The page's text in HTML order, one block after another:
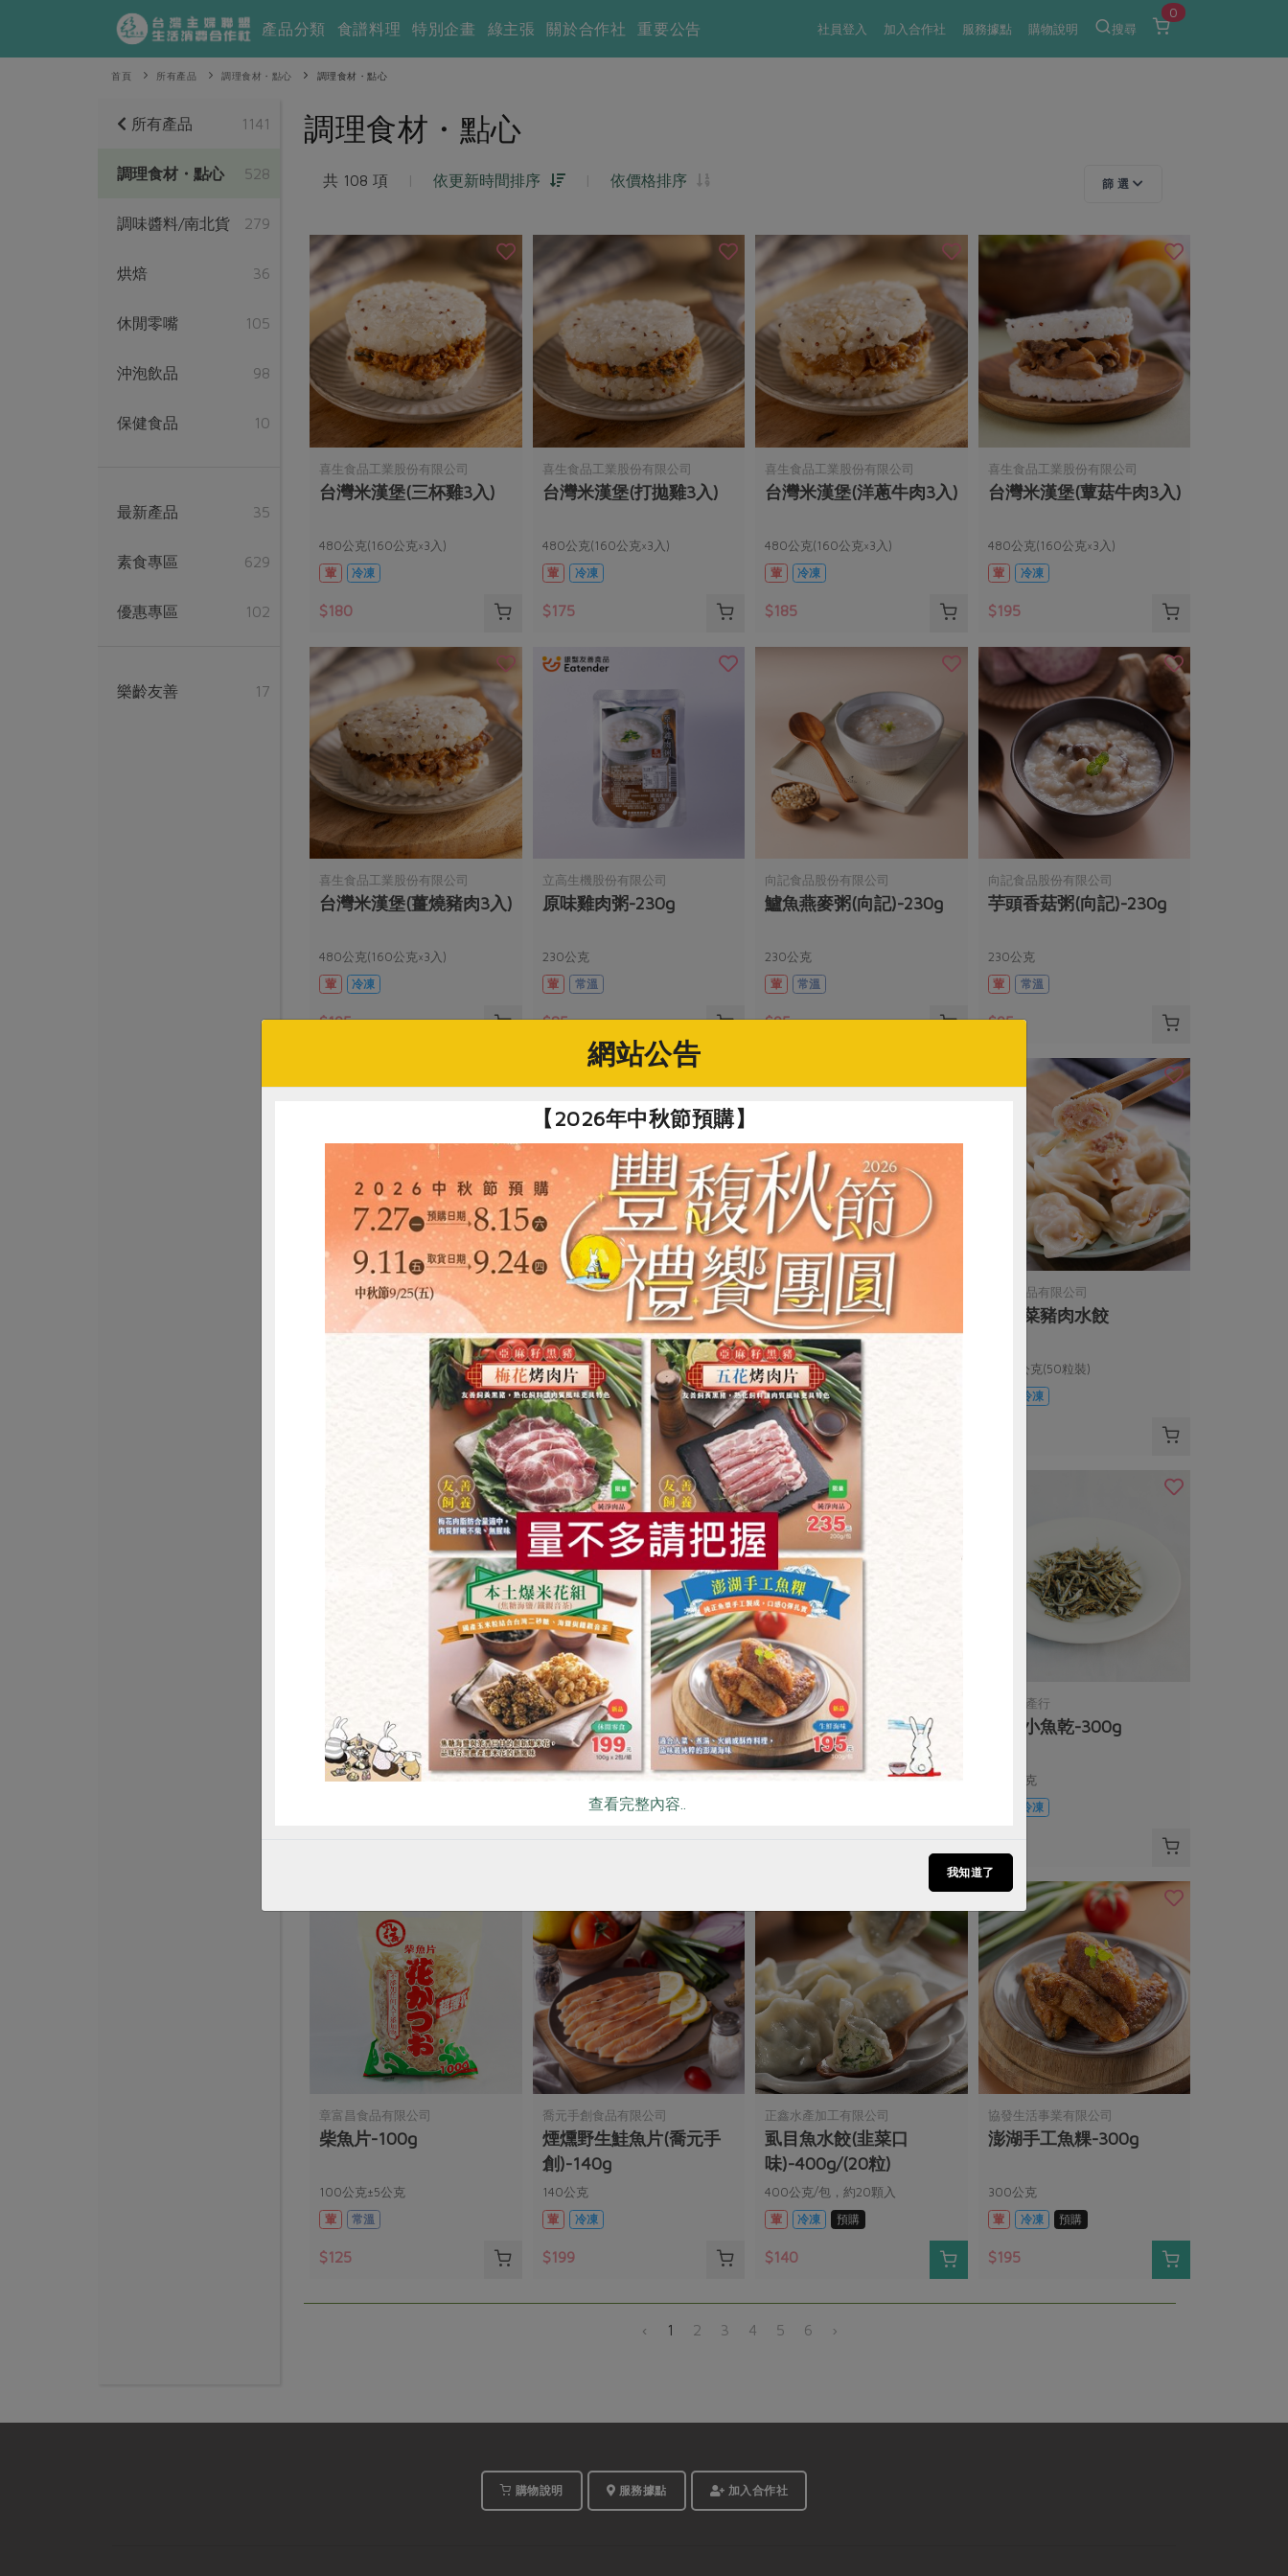
社員登入 加入合作社 服務據點 購物說明 搜尋
0
產品分類 食譜料理 特別企畫 綠主張 關於合作社 重要公告
首頁 所有產品 調理食材・點心 調理食材・點心
調理食材・點心
共 108 項 | 依更新時間排序 | 依價格排序 篩 選
喜生食品工業股份有限公司
台灣米漢堡(三杯雞3入)
480公克(160公克×3入)
葷
冷凍
$180
喜生食品工業股份有限公司
台灣米漢堡(打拋雞3入)
480公克(160公克×3入)
葷
冷凍
$175
喜生食品工業股份有限公司
台灣米漢堡(洋蔥牛肉3入)
480公克(160公克×3入)
葷
冷凍
$185
喜生食品工業股份有限公司
台灣米漢堡(蕈菇牛肉3入)
480公克(160公克×3入)
葷
冷凍
$195
喜生食品工業股份有限公司
台灣米漢堡(薑燒豬肉3入)
480公克(160公克×3入)
葷
冷凍
$195
立高生機股份有限公司
原味雞肉粥-230g
230公克
葷
常溫
$85
向記食品股份有限公司
鱸魚燕麥粥(向記)-230g
230公克
葷
常溫
$95
向記食品股份有限公司
芋頭香菇粥(向記)-230g
230公克
葷
常溫
$95
米棋食品有限公司
菜脯米草仔粿(米
棋)-300g/3入
300公克(100公克x3入)
源冠食品股份有限公司
蔥抓餅-675g/5片
675公克（5片裝）
葷
冷凍
$80
沛騰食品有限公司
玉米豬肉水餃
1050公克(50粒裝)
葷
冷凍
$290
沛騰食品有限公司
高麗菜豬肉水餃
1050公克(50粒裝)
冷凍
鮮肉餛飩-350g/30入
350公克 (30粒裝)
沛騰食品有限公司
泡菜豬肉水餃
1050公克(50粒裝)
冷凍
一二三冷凍食品有限公司
手工黑豬肉韭菜水餃(一二
三)-600g
鑫億海產行
丁香小魚乾-300g
300公克
冷凍
章富昌食品有限公司
柴魚片-100g
100公克±5公克
葷
常溫
$125
喬元手創食品有限公司
煙燻野生鮭魚片(喬元手
創)-140g
140公克
葷
冷凍
$199
正鑫水產加工有限公司
虱目魚水餃(韭菜口
味)-400g/(20粒)
400公克/包，約20顆入
葷
冷凍 預購
$140
協發生活事業有限公司
澎湖手工魚粿-300g
300公克
葷
冷凍 預購
$195
‹ 1 2 3 4 5 6 ›
所有產品 1141
調理食材・點心 528
調味醬料/南北貨 279
烘焙 36
休閒零嘴 105
沖泡飲品 98
保健食品 10
最新產品 35
素食專區 629
優惠專區 102
樂齡友善 17
購物說明 服務據點 加入合作社
惜食 RPET 食譜 減硝酸鹽 雞蛋 食安 共同購買
網站公告
【2026年中秋節預購】
查看完整內容..
我知道了